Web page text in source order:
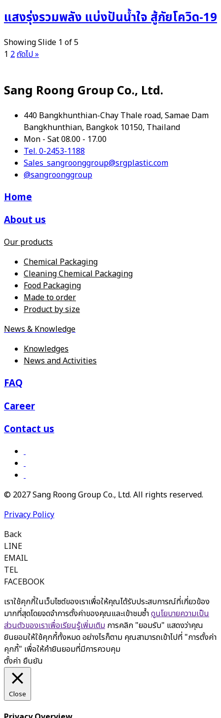
แสงรุ่งรวมพลัง แบ่งปันน้ำใจ สู้ภัยโควิด-19
Showing Slide 1 of 5
1 2ถัดไป »
Sang Roong Group Co., Ltd.
440 Bangkhunthian-Chay Thale road, Samae Dam
Bangkhunthian, Bangkok 10150, Thailand
Mon - Sat 08.00 - 17.00
Tel. 0-2453-1188
Sales_sangroonggroup@srgplastic.com
@sangroonggroup
Home
About us
Our products
Chemical Packaging
Cleaning Chemical Packaging
Food Packaging
Made to order
Product by size
News & Knowledge
Knowledges
News and Activities
FAQ
Career
Contact us
© 2027 Sang Roong Group Co., Ltd. All rights reserved.
Privacy Policy
Back
LINE
EMAIL
TEL
FACEBOOK
เราใช้คุกกี้ในเว็บไซต์ของเราเพื่อให้คุณได้รับประสบการณ์ที่เกี่ยวข้อง
มากที่สุดโดยจดจำการตั้งค่าของคุณและเข้าชมซ้ำดูนโยบายความเป็น
ส่วนตัวของเราเพื่อเรียนรู้เพิ่มเติม การคลิก "ยอมรับ" แสดงว่าคุณ
ยินยอมให้ใช้คุกกี้ทั้งหมด อย่างไรก็ตาม คุณสามารถเข้าไปที่ "การตั้งค่า
คุกกี้" เพื่อให้คำยินยอมที่มีการควบคุม
ตั้งค่า ยืนยัน
Close